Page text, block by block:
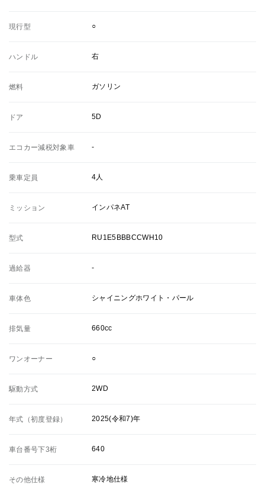
現行型 ○
ハンドル 右
燃料 ガソリン
ドア 5D
エコカー減税対象車 -
乗車定員 4人
ミッション インパネAT
型式 RU1E5BBBCCWH10
過給器 -
車体色 シャイニングホワイト・パール
排気量 660cc
ワンオーナー ○
駆動方式 2WD
年式（初度登録） 2025(令和7)年
車台番号下3桁 640
その他仕様 寒冷地仕様